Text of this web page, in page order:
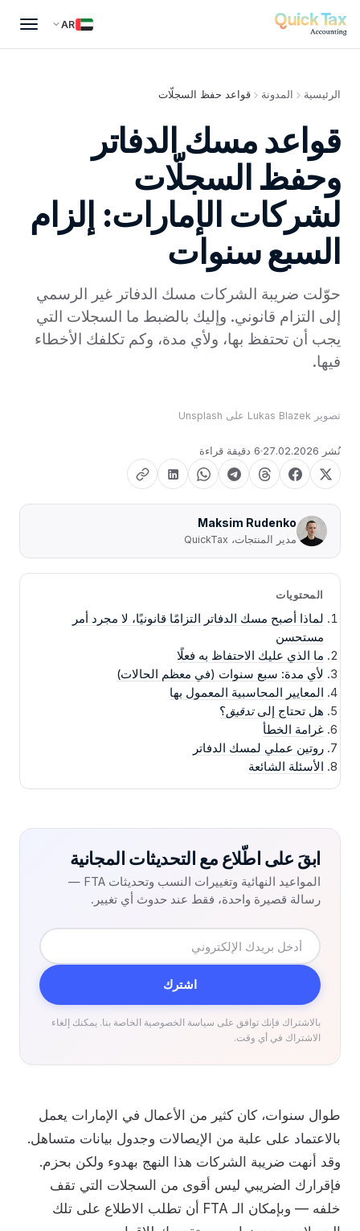
AR
الرئيسية المدونة قواعد حفظ السجلّات
قواعد مسك الدفاتر
وحفظ السجلّات
لشركات الإمارات: إلزام
السبع سنوات
حوّلت ضريبة الشركات مسك الدفاتر غير الرسمي
إلى التزام قانوني. وإليك بالضبط ما السجلات التي
يجب أن تحتفظ بها، ولأي مدة، وكم تكلفك الأخطاء
فيها.
تصوير Lukas Blazek على Unsplash
نُشر 27.02.2026 6 دقيقة قراءة
Maksim Rudenko
مدير المنتجات، QuickTax
المحتويات
لماذا أصبح مسك الدفاتر التزامًا قانونيًا، لا مجرد أمر
مستحسن
ما الذي عليك الاحتفاظ به فعلًا
لأي مدة: سبع سنوات (في معظم الحالات)
المعايير المحاسبية المعمول بها
هل تحتاج إلىتدقيق؟
غرامة الخطأ
روتين عملي لمسك الدفاتر
الأسئلة الشائعة
ابقَ على اطّلاع مع التحديثات المجانية
المواعيد النهائية وتغييرات النسب وتحديثات FTA —
رسالة قصيرة واحدة، فقط عند حدوث أي تغيير.
البريد
الإلكتروني
اشترك
بالاشتراك فإنك توافق على سياسة الخصوصية الخاصة بنا. يمكنك إلغاء
الاشتراك في أي وقت.
طوال سنوات، كان كثير من الأعمال في الإمارات يعمل
بالاعتماد على علبة من الإيصالات وجدول بيانات متساهل.
وقد أنهت ضريبة الشركات هذا النهج بهدوء ولكن بحزم.
فإقرارك الضريبي ليس أقوى من السجلات التي تقف
خلفه — وبإمكان الـ FTA أن تطلب الاطلاع على تلك